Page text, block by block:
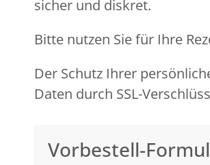
sicher und diskret.
Bitte nutzen Sie für Ihre
Der Schutz Ihrer
Daten durch SSL-
Vorbestell-